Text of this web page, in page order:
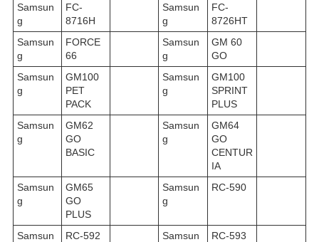
Samsun
g
FC-
8716H
Samsun
g
FC-
8726HT
Samsun
g
FORCE
66
Samsun
g
GM 60
GO
Samsun
g
GM100
PET
PACK
Samsun
g
GM100
SPRINT
PLUS
Samsun
g
GM62
GO
BASIC
Samsun
g
GM64
GO
CENTUR
IA
Samsun
g
GM65
GO
PLUS
Samsun
g
RC-590
Samsun
RC-592
Samsun
RC-593